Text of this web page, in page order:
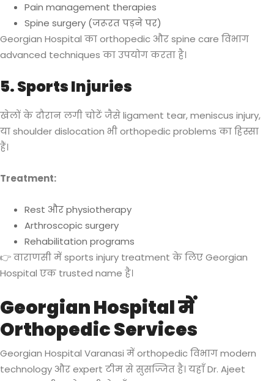
Pain management therapies
Spine surgery (जरूरत पड़ने पर)
Georgian Hospital का orthopedic और spine care विभाग
advanced techniques का उपयोग करता है।
5. Sports Injuries
खेलों के दौरान लगी चोटें जैसे ligament tear, meniscus injury,
या shoulder dislocation भी orthopedic problems का हिस्सा
हैं।
Treatment:
Rest और physiotherapy
Arthroscopic surgery
Rehabilitation programs
👉 वाराणसी में sports injury treatment के लिए Georgian
Hospital एक trusted name है।
Georgian Hospital में
Orthopedic Services
Georgian Hospital Varanasi में orthopedic विभाग modern
technology और expert टीम से सुसज्जित है। यहाँ Dr. Ajeet